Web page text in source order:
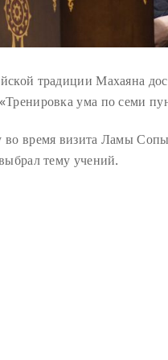
традиции Махаяна
ума по семи
время визита Ламы
тему учений.